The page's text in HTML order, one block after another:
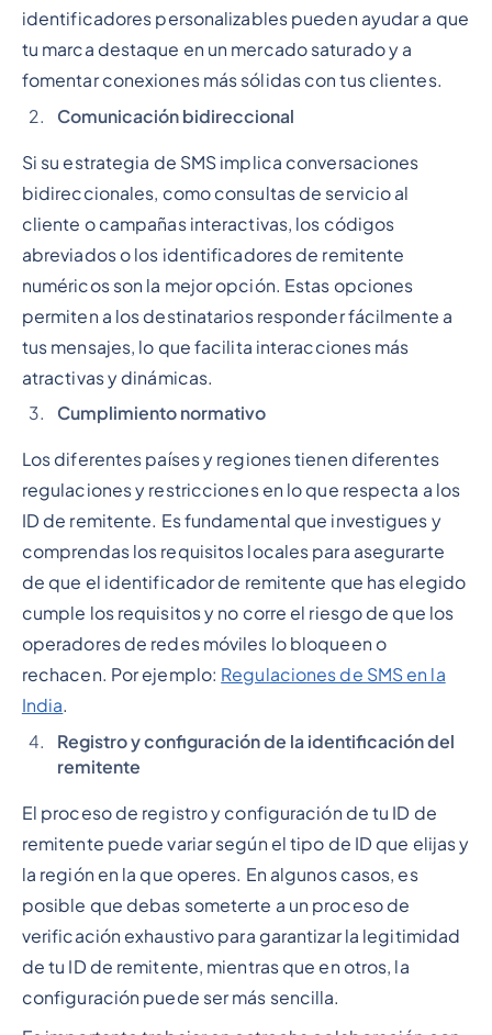
identificadores personalizables pueden ayudar a que
tu marca destaque en un mercado saturado y a
fomentar conexiones más sólidas con tus clientes.
Comunicación bidireccional
Si su estrategia de SMS implica conversaciones
bidireccionales, como consultas de servicio al
cliente o campañas interactivas, los códigos
abreviados o los identificadores de remitente
numéricos son la mejor opción. Estas opciones
permiten a los destinatarios responder fácilmente a
tus mensajes, lo que facilita interacciones más
atractivas y dinámicas.
Cumplimiento normativo
Los diferentes países y regiones tienen diferentes
regulaciones y restricciones en lo que respecta a los
ID de remitente. Es fundamental que investigues y
comprendas los requisitos locales para asegurarte
de que el identificador de remitente que has elegido
cumple los requisitos y no corre el riesgo de que los
operadores de redes móviles lo bloqueen o
rechacen. Por ejemplo: Regulaciones de SMS en la
India.
Registro y configuración de la identificación del
remitente
El proceso de registro y configuración de tu ID de
remitente puede variar según el tipo de ID que elijas y
la región en la que operes. En algunos casos, es
posible que debas someterte a un proceso de
verificación exhaustivo para garantizar la legitimidad
de tu ID de remitente, mientras que en otros, la
configuración puede ser más sencilla.